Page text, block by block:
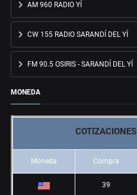
AM 960 RADIO YÍ
CW 155 RADIO SARANDÍ DEL YÍ
FM 90.5 OSIRIS - SARANDÍ DEL YÍ
MONEDA
COTIZACIONES
Moneda Compra
39